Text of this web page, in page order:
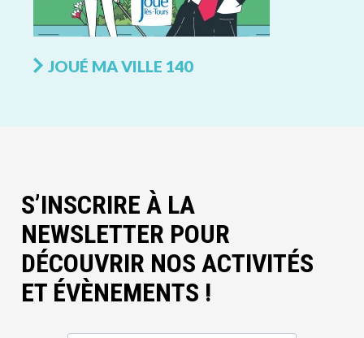
JOUÉ MA VILLE 140
S’INSCRIRE À LA
NEWSLETTER POUR
DÉCOUVRIR NOS ACTIVITÉS
ET ÉVÈNEMENTS !